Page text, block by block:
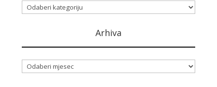
Kategorije
Arhiva
Arhiva